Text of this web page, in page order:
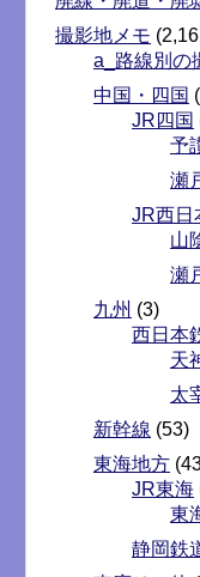
撮影地メモ
a_路線別の
中国・四国
JR四国
予
瀬
JR西日
山
瀬
九州 (3)
西日本
天
太
新幹線 (53)
東海地方
JR東海
東
静岡鉄